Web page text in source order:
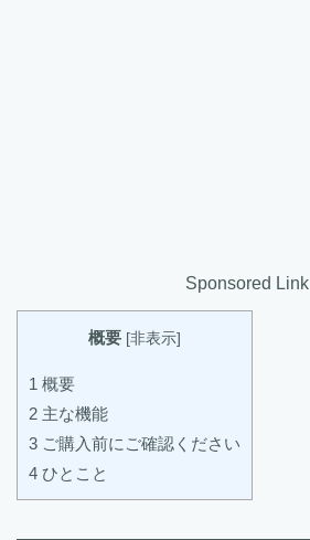
Sponsored Link
概要 [非表示]
1 概要
2 主な機能
3 ご購入前にご確認ください
4 ひとこと